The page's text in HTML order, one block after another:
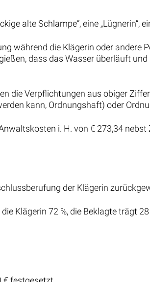
alte Schlampe“, eine „Lügnerin“,
während die Klägerin oder andere
dass das Wasser überläuft
die Verpflichtungen aus obiger
kann, Ordnungshaft) oder
i. H. von € 273,34
der Klägerin
Klägerin 72 %, die Beklagte trägt 28